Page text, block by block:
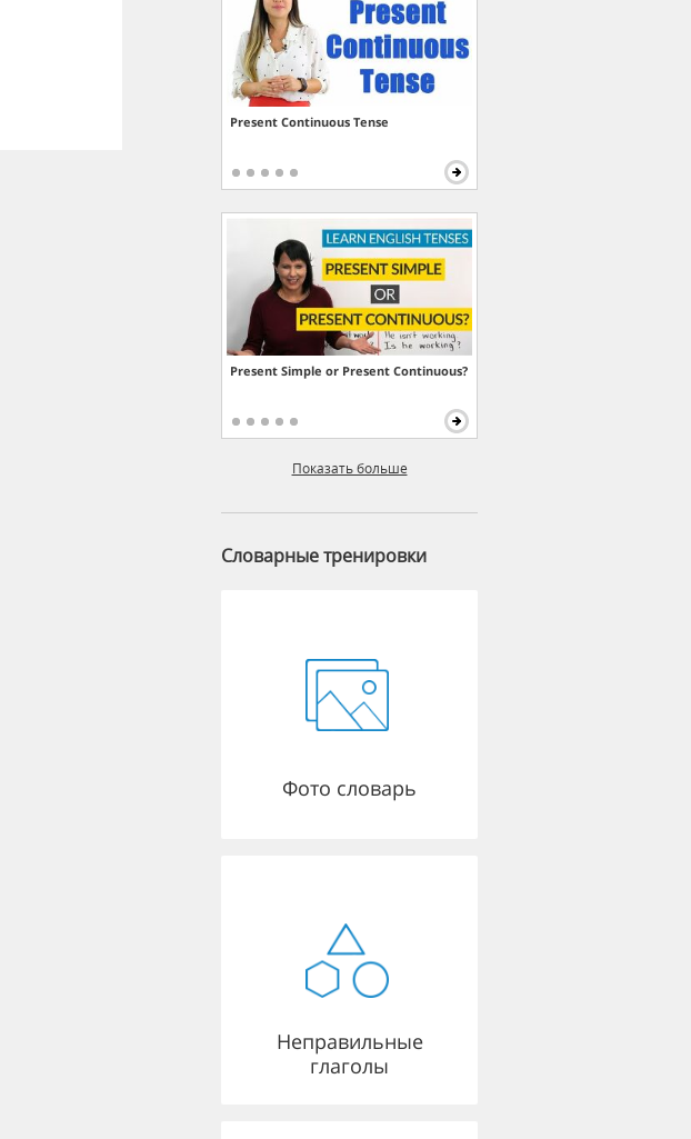
Present Continuous Tense
Present Simple or Present Continuous?
Показать больше
Словарные тренировки
Фото словарь
Неправильные
глаголы